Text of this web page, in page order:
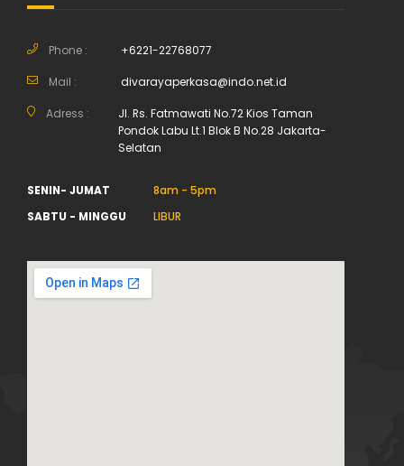
Phone : +6221-22768077
Mail : divarayaperkasa@indo.net.id
Adress :
Jl. Rs. Fatmawati No.72 Kios Taman
Pondok Labu Lt.1 Blok B No.28 Jakarta-
Selatan
SENIN- JUMAT
8am - 5pm
SABTU - MINGGU
LIBUR